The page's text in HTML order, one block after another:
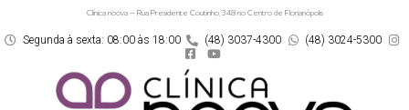
Clínica noova – Rua Presidente Coutinho, 348 no Centro de Florianópolis
Segunda à sexta: 08:00 às 18:00 (48) 3037-4300 (48) 3024-5300